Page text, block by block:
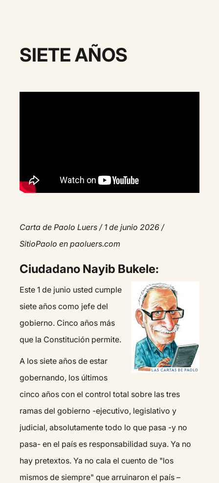
SIETE AÑOS
Carta de Paolo Luers / 1 de junio 2026 /
SitioPaolo en paoluers.com
Ciudadano Nayib Bukele:
Este 1 de junio usted cumple
siete años como jefe del
gobierno. Cinco años más
que la Constitución permite.
A los siete años de estar
gobernando, los últimos
cinco años con el control total sobre las tres
ramas del gobierno -ejecutivo, legislativo y
judicial, absolutamente todo lo que pasa -y no
pasa- en el país es responsabilidad suya. Ya no
hay pretextos. Ya no cala el cuento de "los
mismos de siempre" que arruinaron el país –